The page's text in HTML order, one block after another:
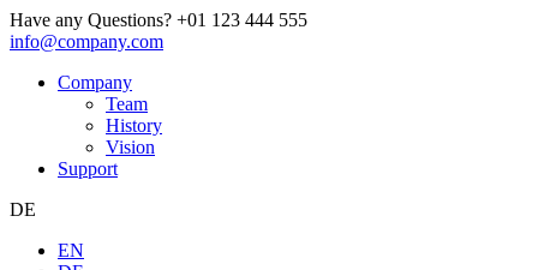
Have any Questions? +01 123 444 555
info@company.com
Company
Team
History
Vision
Support
DE
EN